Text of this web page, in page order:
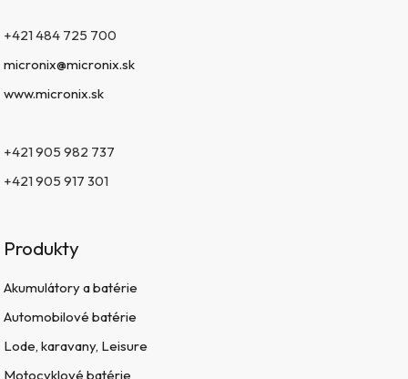
+421 484 725 700
micronix@micronix.sk
www.micronix.sk
+421 905 982 737
+421 905 917 301
Produkty
Akumulátory a batérie
Automobilové batérie
Lode, karavany, Leisure
Motocyklové batérie